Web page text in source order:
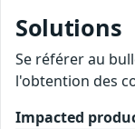
Solutions
Se référer au
l'obtention des
Impacted